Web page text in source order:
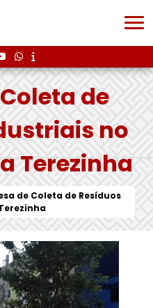
de
no
Terezinha
de Coleta de Resíduos